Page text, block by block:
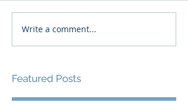
Write a comment...
Featured Posts